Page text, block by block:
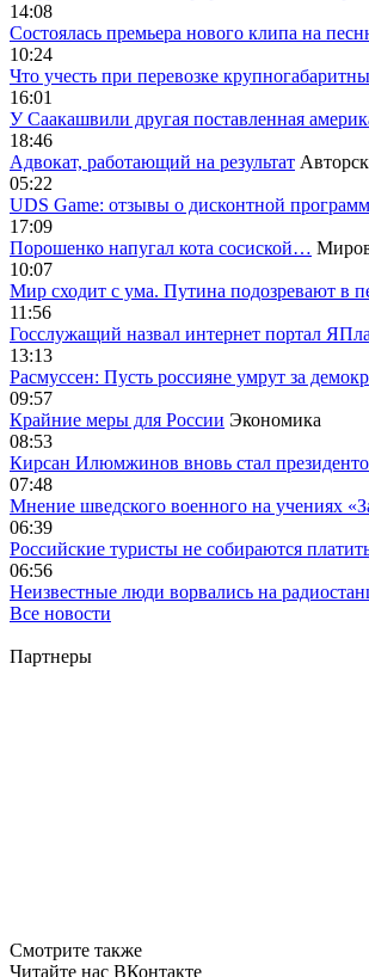
14:08
Cостоялась премьера нового клипа на
10:24
Что учесть при перевозке
16:01
У Саакашвили другая поставленная
18:46
Адвокат, работающий на результат
05:22
UDS Game: отзывы о дисконтной
17:09
Порошенко напугал кота сосиской…
10:07
Мир сходит с ума. Путина подозревают в
11:56
Госслужащий назвал интернет портал
13:13
Расмуссен: Пусть россияне умрут за
09:57
Крайние меры для России Экономика
08:53
Кирсан Илюмжинов вновь стал
07:48
Мнение шведского военного на учениях
06:39
Российские туристы не собираются
06:56
Неизвестные люди ворвались на
Все новости
Партнеры
Смотрите также
Читайте нас ВКонтакте